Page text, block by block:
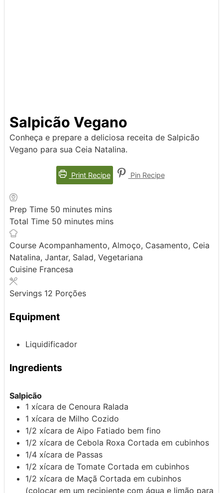
Salpicão Vegano
Conheça e prepare a deliciosa receita de Salpicão
Vegano para sua Ceia Natalina.
Print Recipe Pin Recipe
Prep Time 50 minutes mins
Total Time 50 minutes mins
Course Acompanhamento, Almoço, Casamento, Ceia
Natalina, Jantar, Salad, Vegetariana
Cuisine Francesa
Servings 12 Porções
Equipment
Liquidificador
Ingredients
Salpicão
1 xícara de Cenoura Ralada
1 xícara de Milho Cozido
1/2 xícara de Aipo Fatiado bem fino
1/2 xícara de Cebola Roxa Cortada em cubinhos
1/4 xícara de Passas
1/2 xícara de Tomate Cortada em cubinhos
1/2 xícara de Maçã Cortada em cubinhos
(colocar em um recipiente com água e limão para